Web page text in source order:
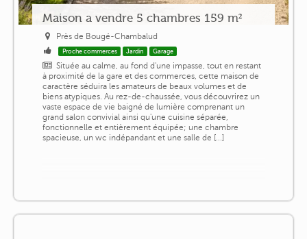
Maison a vendre 5 chambres 159 m²
Près de Bougé-Chambalud
Proche commerces Jardin Garage
Située au calme, au fond d'une impasse, tout en restant
à proximité de la gare et des commerces, cette maison de
caractère séduira les amateurs de beaux volumes et de
biens atypiques. Au rez-de-chaussée, vous découvrirez un
vaste espace de vie baigné de lumière comprenant un
grand salon convivial ainsi qu'une cuisine séparée,
fonctionnelle et entièrement équipée; une chambre
spacieuse, un wc indépandant et une salle de [...]